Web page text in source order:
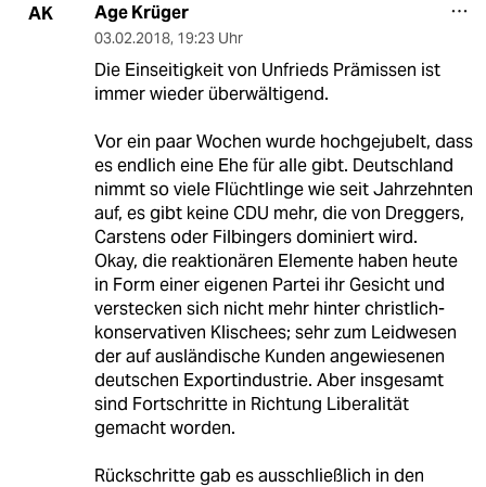
AK Age Krüger
03.02.2018, 19:23 Uhr
Die Einseitigkeit von Unfrieds Prämissen ist
immer wieder überwältigend.
Vor ein paar Wochen wurde hochgejubelt, dass
es endlich eine Ehe für alle gibt. Deutschland
nimmt so viele Flüchtlinge wie seit Jahrzehnten
auf, es gibt keine CDU mehr, die von Dreggers,
Carstens oder Filbingers dominiert wird.
Okay, die reaktionären Elemente haben heute
in Form einer eigenen Partei ihr Gesicht und
verstecken sich nicht mehr hinter christlich-
konservativen Klischees; sehr zum Leidwesen
der auf ausländische Kunden angewiesenen
deutschen Exportindustrie. Aber insgesamt
sind Fortschritte in Richtung Liberalität
gemacht worden.
Rückschritte gab es ausschließlich in den